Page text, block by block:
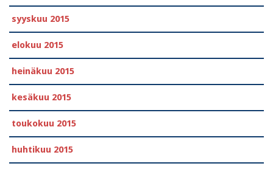
syyskuu 2015
elokuu 2015
heinäkuu 2015
kesäkuu 2015
toukokuu 2015
huhtikuu 2015